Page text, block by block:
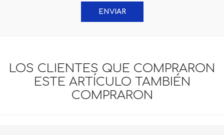
ENVIAR
LOS CLIENTES QUE COMPRARON
ESTE ARTÍCULO TAMBIÉN
COMPRARON